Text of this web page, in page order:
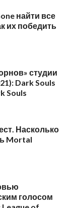
найти все
их победить
студии
Dark Souls
Souls
Насколько
Mortal
голосом